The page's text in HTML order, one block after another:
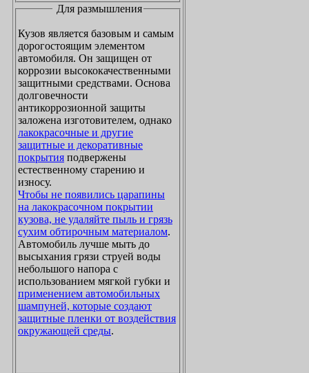
Для размышления
Кузов является базовым и самым
дорогостоящим элементом
автомобиля. Он защищен от
коррозии высококачественными
защитными средствами. Основа
долговечности
антикоррозионной защиты
заложена изготовителем, однако
лакокрасочные и другие
защитные и декоративные
покрытия подвержены
естественному старению и
износу.
Чтобы не появились царапины
на лакокрасочном покрытии
кузова, не удаляйте пыль и грязь
сухим обтирочным материалом.
Автомобиль лучше мыть до
высыхания грязи струей воды
небольшого напора с
использованием мягкой губки и
применением автомобильных
шампуней, которые создают
защитные пленки от воздействия
окружающей среды.